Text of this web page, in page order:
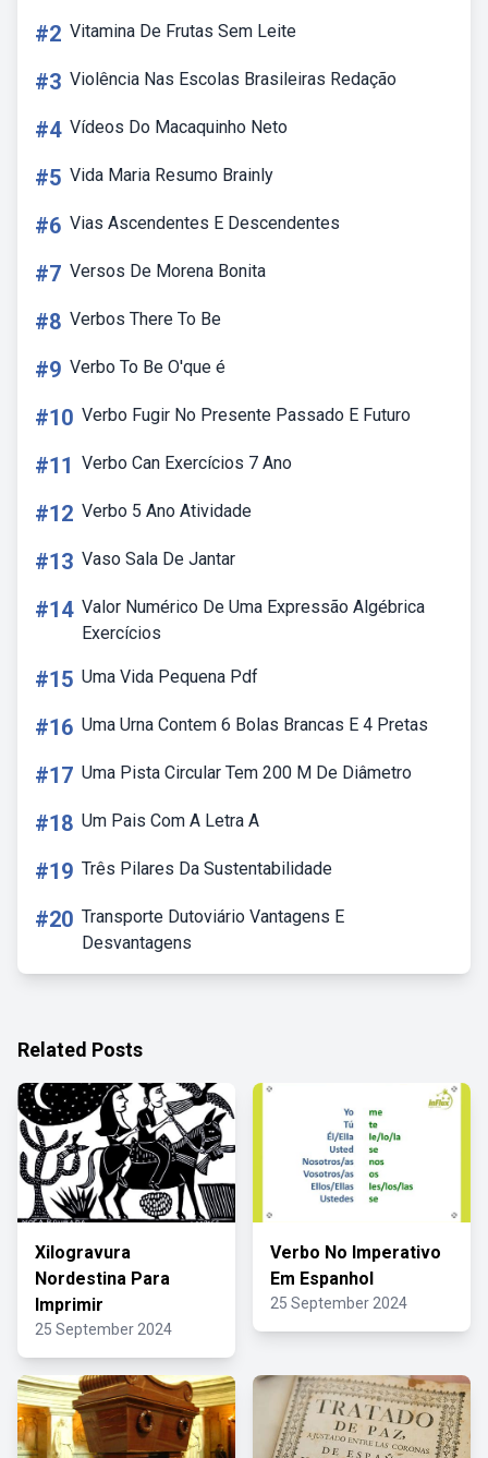
#2 Vitamina De Frutas Sem Leite
#3 Violência Nas Escolas Brasileiras Redação
#4 Vídeos Do Macaquinho Neto
#5 Vida Maria Resumo Brainly
#6 Vias Ascendentes E Descendentes
#7 Versos De Morena Bonita
#8 Verbos There To Be
#9 Verbo To Be O'que é
#10 Verbo Fugir No Presente Passado E Futuro
#11 Verbo Can Exercícios 7 Ano
#12 Verbo 5 Ano Atividade
#13 Vaso Sala De Jantar
#14 Valor Numérico De Uma Expressão Algébrica
Exercícios
#15 Uma Vida Pequena Pdf
#16 Uma Urna Contem 6 Bolas Brancas E 4 Pretas
#17 Uma Pista Circular Tem 200 M De Diâmetro
#18 Um Pais Com A Letra A
#19 Três Pilares Da Sustentabilidade
#20 Transporte Dutoviário Vantagens E
Desvantagens
Related Posts
Xilogravura
Nordestina Para
Imprimir
25 September 2024
Verbo No Imperativo
Em Espanhol
25 September 2024